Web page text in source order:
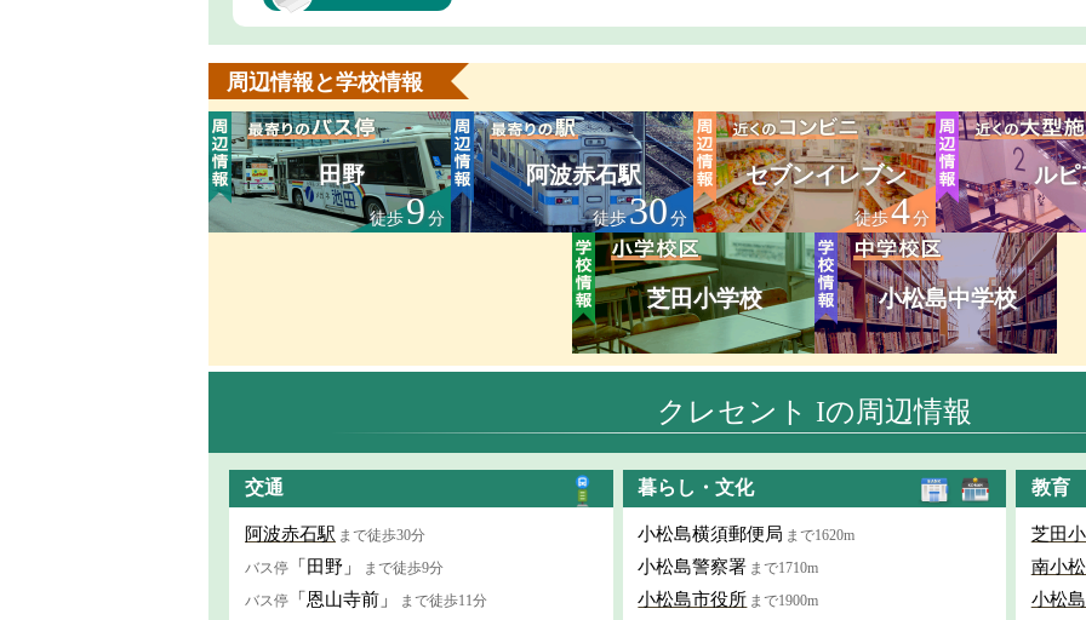
周辺情報と学校情報
田野
徒歩9分
阿波赤石駅
徒歩30分
セブンイレブン
徒歩4分
ルピ
芝田小学校 小松島中学校
クレセント Iの周辺情報
交通
阿波赤石駅 まで徒歩30分
バス停 「田野」
まで徒歩9分
バス停 「恩山寺前」 まで徒歩11分
暮らし・文化
小松島横須郵便局 まで1620m
小松島警察署 まで1710m
小松島市役所 まで1900m
教育
芝田
南小
小松